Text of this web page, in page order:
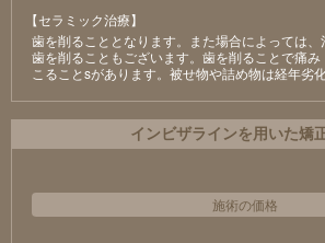
【セラミック治療】
⻭を削ることとなります。また場合によっては
⻭を削ることもございます。⻭を削ることで痛
こることsがあります。被せ物や詰め物は経年劣
インビザラインを用いた矯
施術の価格